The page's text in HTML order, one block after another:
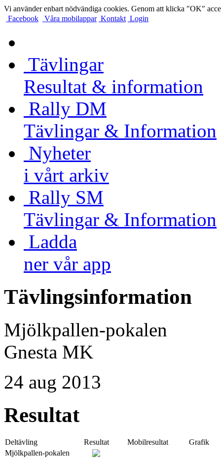
Vi använder enbart nödvändiga cookies. Genom att klicka "OK"
Facebook
Våra mobilappar Kontakt Login
Tävlingar
Resultat & information
Rally DM
Tävlingar & Information
Nyheter
i vårt arkiv
Rally SM
Tävlingar & Information
Ladda
ner vår app
Tävlingsinformation
Mjölkpallen-pokalen
Gnesta MK
24 aug 2013
Resultat
Deltävling Resultat Mobilresultat
Grafik
Mjölkpallen-pokalen